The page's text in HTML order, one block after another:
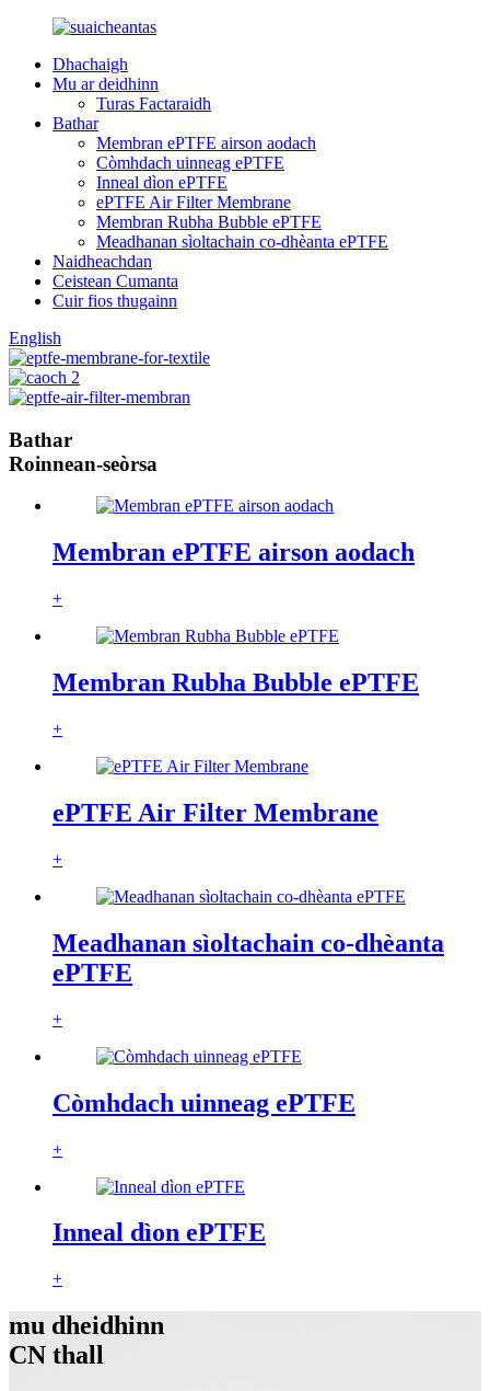
Dhachaigh
Mu ar deidhinn
Turas Factaraidh
Bathar
Membran ePTFE airson aodach
Còmhdach uinneag ePTFE
Inneal dìon ePTFE
ePTFE Air Filter Membrane
Membran Rubha Bubble ePTFE
Meadhanan sìoltachain co-dhèanta ePTFE
Naidheachdan
Ceistean Cumanta
Cuir fios thugainn
English
Bathar
Roinnean-seòrsa
Membran ePTFE airson aodach
+
Membran Rubha Bubble ePTFE
+
ePTFE Air Filter Membrane
+
Meadhanan sìoltachain co-dhèanta
ePTFE
+
Còmhdach uinneag ePTFE
+
Inneal dìon ePTFE
+
mu dheidhinn
CN thall